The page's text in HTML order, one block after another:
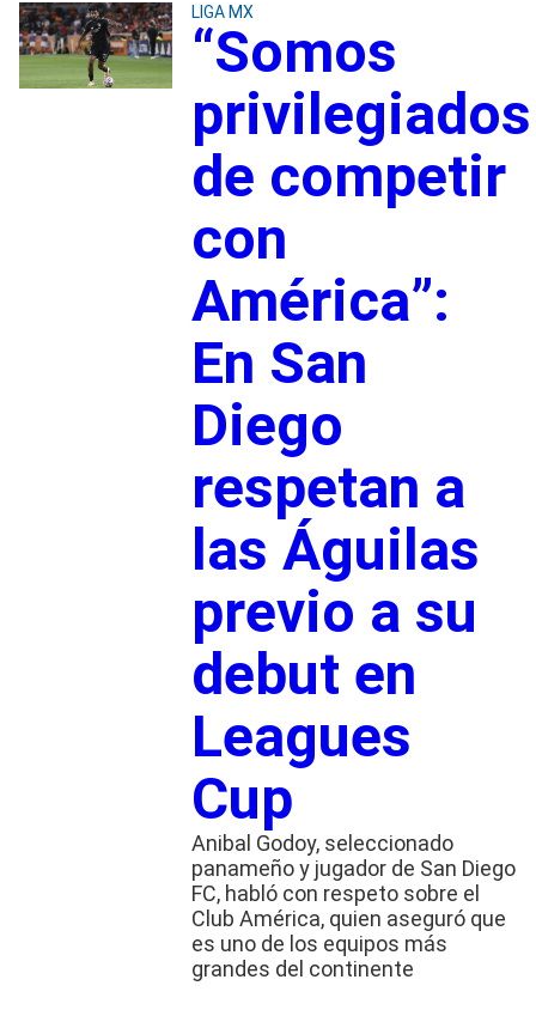
LIGA MX
“Somos
privilegiados
de competir
con
América”:
En San
Diego
respetan a
las Águilas
previo a su
debut en
Leagues
Cup
Anibal Godoy, seleccionado
panameño y jugador de San Diego
FC, habló con respeto sobre el
Club América, quien aseguró que
es uno de los equipos más
grandes del continente